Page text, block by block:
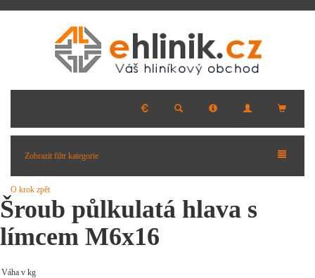
Zobrazit filtr kategorie
O krok zpět
Šroub půlkulatá hlava s
límcem M6x16
Váha v kg